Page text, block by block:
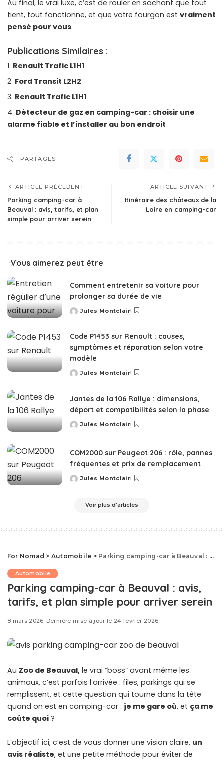
Au final, le vrai luxe, c’est de rouler en sachant que tout
tient, tout fonctionne, et que votre fourgon est vraiment
pensé pour vous.
Publications Similaires :
Renault Trafic L1H1
Ford Transit L2H2
Renault Trafic L1H1
Détecteur de gaz en camping-car : choisir une
alarme fiable et l’installer au bon endroit
PARTAGES
ARTICLE PRÉCÉDENT
Parking camping-car à
Beauval : avis, tarifs, et plan
simple pour arriver serein
ARTICLE SUIVANT
Itinéraire des châteaux de la
Loire en camping-car
Vous aimerez peut être
Comment entretenir sa voiture pour
prolonger sa durée de vie
Posted
Jules Montclair
Code P1453 sur Renault : causes,
symptômes et réparation selon votre
modèle
Posted
Jules Montclair
Jantes de la 106 Rallye : dimensions,
déport et compatibilités selon la phase
Posted
Jules Montclair
COM2000 sur Peugeot 206 : rôle, pannes
fréquentes et prix de remplacement
Posted
Jules Montclair
Voir plus d'articles
For Nomad > Automobile > Parking camping-car à Beauval : avis, tarifs, et plan simple pour arriver serein
Automobile
Parking camping-car à Beauval : avis,
tarifs, et plan simple pour arriver serein
8 mars 2026 Dernière mise à jour le 24 février 2026
Au Zoo de Beauval, le vrai “boss” avant même les
animaux, c’est parfois l’arrivée : files, parkings qui se
remplissent, et cette question qui tourne dans la tête
quand on est en camping-car : je me gare où, et ça me
coûte quoi ?
L’objectif ici, c’est de vous donner une vision claire, un
avis réaliste, et une petite méthode pour éviter de